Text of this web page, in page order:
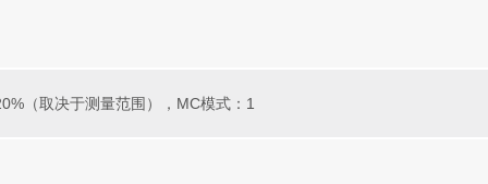
（取决于测量范围），MC模式：1